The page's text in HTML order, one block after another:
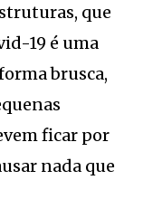
que
19 é uma
brusca,
ficar por
nada que